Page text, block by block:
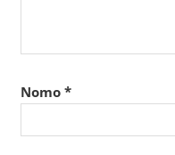
Nomo *